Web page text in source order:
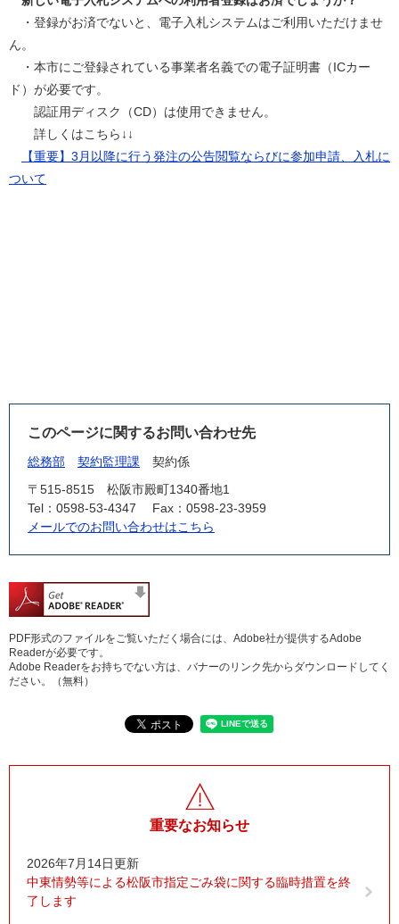
・登録がお済でないと、電子入札システムはご利用いただけませ
ん。
・本市にご登録されている事業者名義での電子証明書（ICカー
ド）が必要です。
認証用ディスク（CD）は使用できません。
詳しくはこちら↓↓
【重要】3月以降に行う発注の公告閲覧ならびに参加申請、入札に
ついて​
このページに関するお問い合わせ先
総務部 契約監理課
契約係
〒515-8515
松阪市殿町1340番地1
Tel：0598-53-4347
Fax：0598-23-3959
メールでのお問い合わせはこちら
PDF形式のファイルをご覧いただく場合には、Adobe社が提供するAdobe
Readerが必要です。
Adobe Readerをお持ちでない方は、バナーのリンク先からダウンロードしてく
ださい。（無料）
重要なお知らせ
2026年7月14日更新
中東情勢等による松阪市指定ごみ袋に関する臨時措置を終
了します